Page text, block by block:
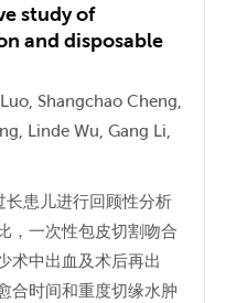
study of
and disposable
Shangchao Cheng,
Linde Wu, Gang Li,
患儿进行回顾性分析
，一次性包皮切割吻合
术中出血及术后再出
合时间和重度切缘水肿